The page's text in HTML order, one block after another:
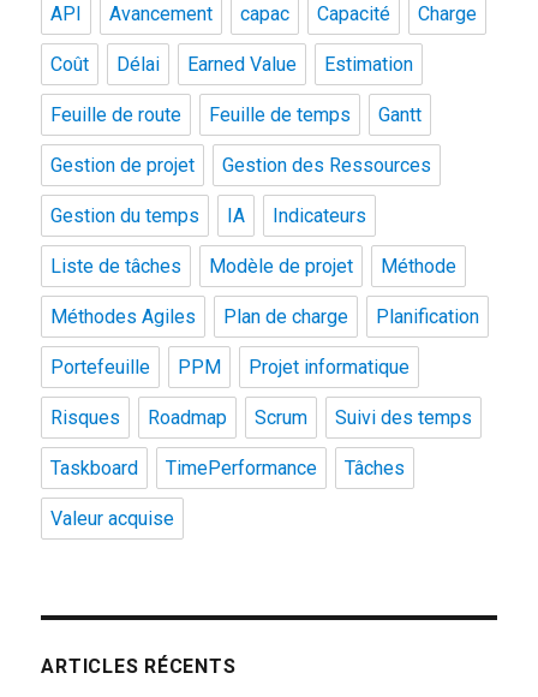
API Avancement capac Capacité Charge
Coût Délai Earned Value Estimation
Feuille de route Feuille de temps Gantt
Gestion de projet Gestion des Ressources
Gestion du temps IA Indicateurs
Liste de tâches Modèle de projet Méthode
Méthodes Agiles Plan de charge Planification
Portefeuille PPM Projet informatique
Risques Roadmap Scrum Suivi des temps
Taskboard TimePerformance Tâches
Valeur acquise
ARTICLES RÉCENTS